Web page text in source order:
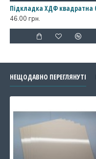
46.00 грн.
НЕЩОДАВНО ПЕРЕГЛЯНУТІ